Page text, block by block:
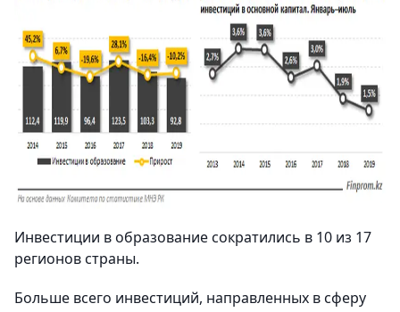
Инвестиции в образование сократились в 10 из 17
регионов страны.
Больше всего инвестиций, направленных в сферу